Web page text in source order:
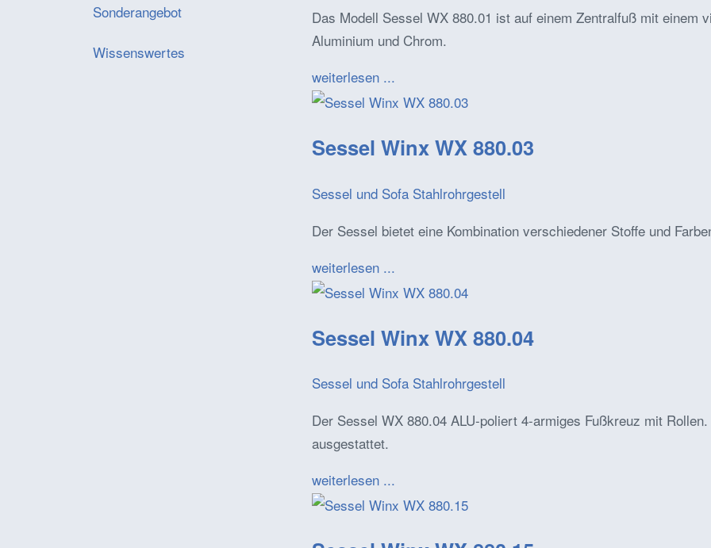
Das Modell Sessel WX 880.01 ist auf einem Zentralfuß mit einem
Aluminium und Chrom.
weiterlesen ...
Sessel Winx WX 880.03
Sessel und Sofa Stahlrohrgestell
Der Sessel bietet eine Kombination verschiedener Stoffe und
weiterlesen ...
Sessel Winx WX 880.04
Sessel und Sofa Stahlrohrgestell
Der Sessel WX 880.04 ALU-poliert 4-armiges Fußkreuz mit
ausgestattet.
weiterlesen ...
Sonderangebot
Wissenswertes